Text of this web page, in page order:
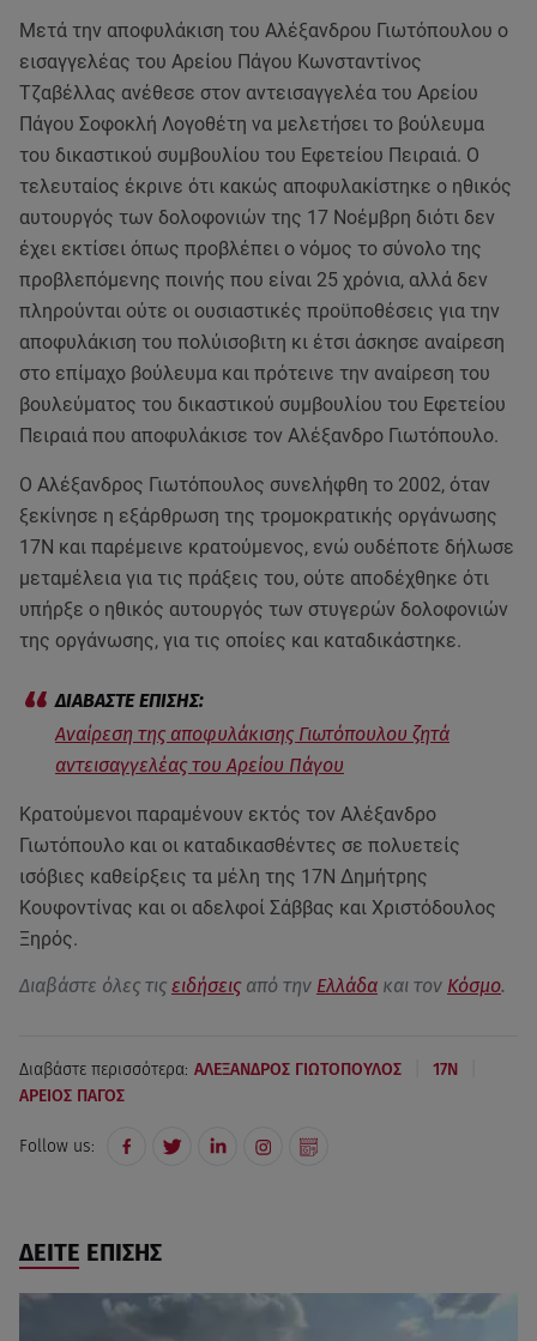
Μετά την αποφυλάκιση του Αλέξανδρου Γιωτόπουλου ο
εισαγγελέας του Αρείου Πάγου Κωνσταντίνος
Τζαβέλλας ανέθεσε στον αντεισαγγελέα του Αρείου
Πάγου Σοφοκλή Λογοθέτη να μελετήσει το βούλευμα
του δικαστικού συμβουλίου του Εφετείου Πειραιά. Ο
τελευταίος έκρινε ότι κακώς αποφυλακίστηκε ο ηθικός
αυτουργός των δολοφονιών της 17 Νοέμβρη διότι δεν
έχει εκτίσει όπως προβλέπει ο νόμος το σύνολο της
προβλεπόμενης ποινής που είναι 25 χρόνια, αλλά δεν
πληρούνται ούτε οι ουσιαστικές προϋποθέσεις για την
αποφυλάκιση του πολύισοβιτη κι έτσι άσκησε αναίρεση
στο επίμαχο βούλευμα και πρότεινε την αναίρεση του
βουλεύματος του δικαστικού συμβουλίου του Εφετείου
Πειραιά που αποφυλάκισε τον Αλέξανδρο Γιωτόπουλο.
Ο Αλέξανδρος Γιωτόπουλος συνελήφθη το 2002, όταν
ξεκίνησε η εξάρθρωση της τρομοκρατικής οργάνωσης
17Ν και παρέμεινε κρατούμενος, ενώ ουδέποτε δήλωσε
μεταμέλεια για τις πράξεις του, ούτε αποδέχθηκε ότι
υπήρξε ο ηθικός αυτουργός των στυγερών δολοφονιών
της οργάνωσης, για τις οποίες και καταδικάστηκε.
Αναίρεση της αποφυλάκισης Γιωτόπουλου ζητά
αντεισαγγελέας του Αρείου Πάγου
Κρατούμενοι παραμένουν εκτός τον Αλέξανδρο
Γιωτόπουλο και οι καταδικασθέντες σε πολυετείς
ισόβιες καθείρξεις τα μέλη της 17Ν Δημήτρης
Κουφοντίνας και οι αδελφοί Σάββας και Χριστόδουλος
Ξηρός.
Διαβάστε όλες τις ειδήσεις από την Ελλάδα και τον Κόσμο.
Διαβάστε περισσότερα: ΑΛΕΞΑΝΔΡΟΣ ΓΙΩΤΟΠΟΥΛΟΣ 17Ν
ΑΡΕΙΟΣ ΠΑΓΟΣ
Follow us:
ΔΕΙΤΕ ΕΠΙΣΗΣ